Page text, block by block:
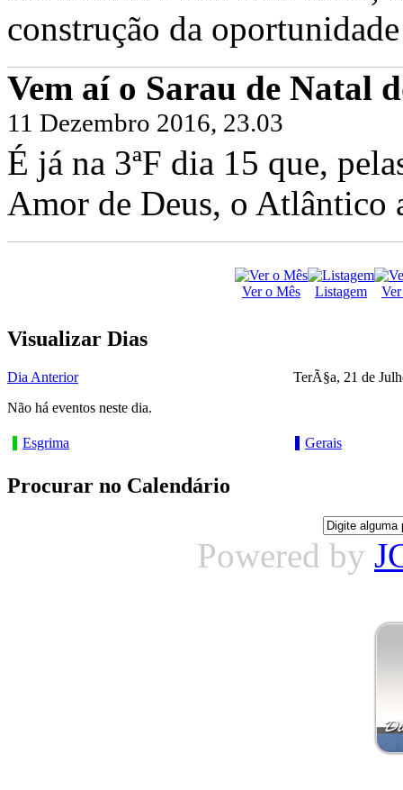
construção da
Vem aí o Sarau de Natal
11 Dezembro 2016, 23.03
É já na 3ªF dia 15 que,
Amor de Deus, o Atlântico
Ver o Mês Listagem
Visualizar Dias
Dia Anterior
TerÃ§a, 21 de
Não há eventos neste dia.
Esgrima Gerais
Procurar no Calendário
Powered by